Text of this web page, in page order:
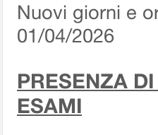
Nuovi giorni e
01/04/2026
PRESENZA
ESAMI